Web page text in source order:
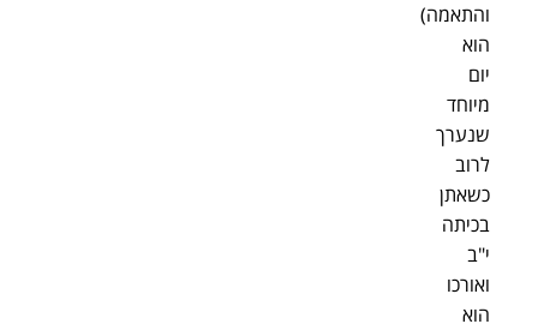
והתאמה)
הוא
יום
מיוחד
שנערך
לרוב
כשאתן
בכיתה
י"ב
ואורכו
הוא